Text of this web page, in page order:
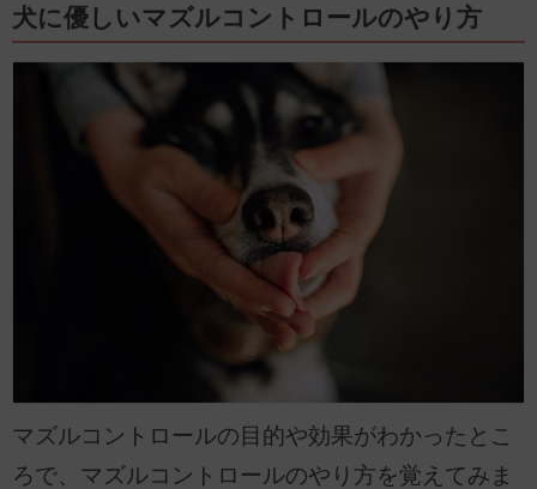
犬に優しいマズルコントロールのやり方
マズルコントロールの目的や効果がわかったとこ
ろで、マズルコントロールのやり方を覚えてみま